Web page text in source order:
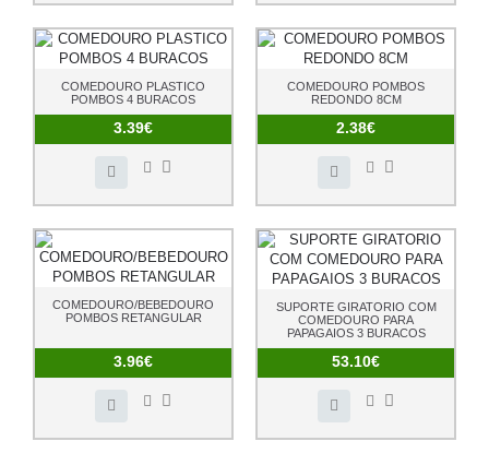
COMEDOURO PLASTICO
POMBOS 4 BURACOS
3.39€
COMEDOURO POMBOS
REDONDO 8CM
2.38€
COMEDOURO/BEBEDOURO
POMBOS RETANGULAR
3.96€
SUPORTE GIRATORIO COM
COMEDOURO PARA
PAPAGAIOS 3 BURACOS
53.10€